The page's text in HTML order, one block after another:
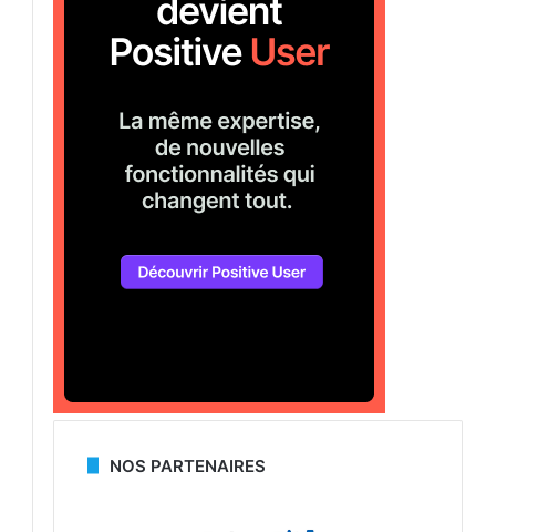
NOS PARTENAIRES